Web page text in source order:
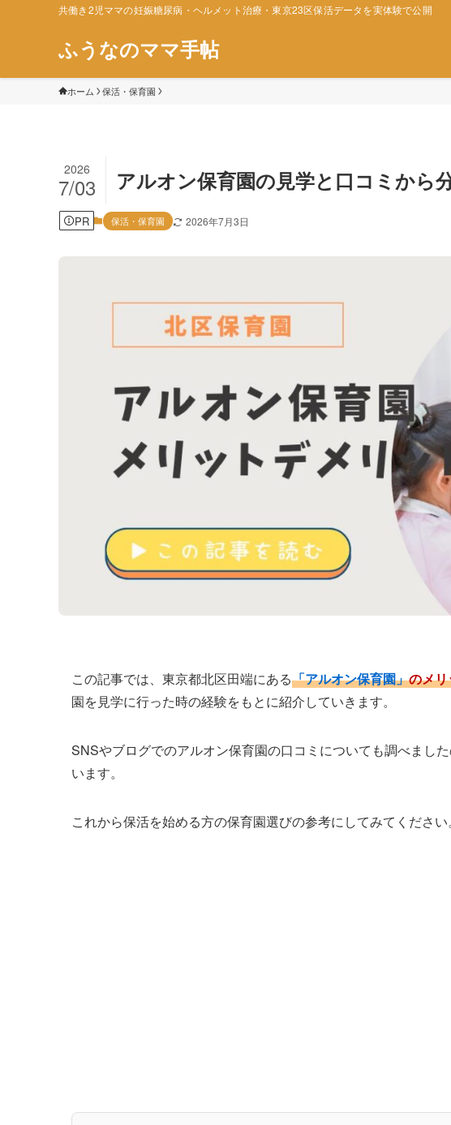
共働き2児ママの妊娠糖尿病・ヘルメット治療・東京23区保活データを実体験で公開
ふうなのママ手帖
ホーム 保活・保育園
アルオン保育園の見学と口コミから
2026
7/03
PR 保活・保育園 2026年7月3日
この記事では、東京都北区田端にある「アルオン保育園」のメ
園を見学に行った時の経験をもとに紹介していきます。
SNSやブログでのアルオン保育園の口コミについても調べまし
います。
これから保活を始める方の保育園選びの参考にしてみてください。